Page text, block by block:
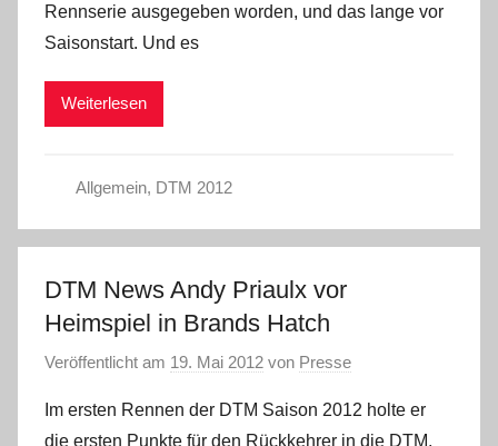
Rennserie ausgegeben worden, und das lange vor
Saisonstart. Und es
Weiterlesen
Allgemein, DTM 2012
DTM News Andy Priaulx vor
Heimspiel in Brands Hatch
Veröffentlicht am 19. Mai 2012 von Presse
Im ersten Rennen der DTM Saison 2012 holte er
die ersten Punkte für den Rückkehrer in die DTM,